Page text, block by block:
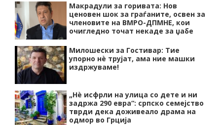
Макрадули за горивата: Нов
ценовен шок за граѓаните, освен за
членовите на ВМРО-ДПМНЕ, кои
очигледно точат некаде за џабе
Милошески за Гостивар: Тие
упорно нѐ трујат, ама ние машки
издржуваме!
„Нѐ исфрли на улица со дете и ни
задржа 290 евра“: српско семејство
тврди дека доживеало драма на
одмор во Грција